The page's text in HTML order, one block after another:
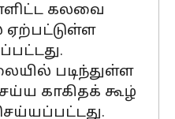
கலவை
படிந்துள்ள
காகிதக் கூழ்